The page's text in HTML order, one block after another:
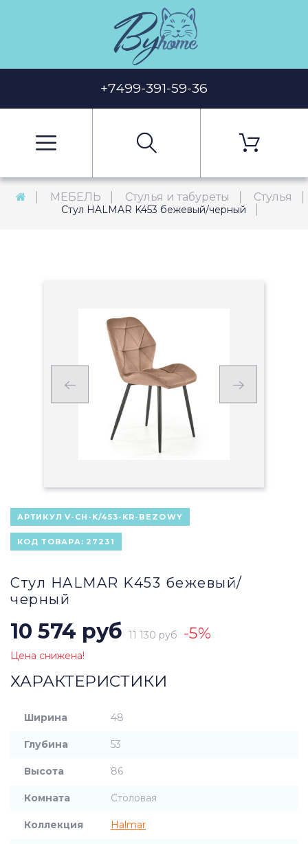
+7499-391-59-36
МЕБЕЛЬ Стулья и табуреты Стулья
Стул HALMAR K453 бежевый/черный
АРТИКУЛ V-CH-K/453-KR-BEZOWY
КОД ТОВАРА: 27231
Стул HALMAR K453 бежевый/
черный
10 574 руб 11 130 руб -5%
Цена снижена!
ХАРАКТЕРИСТИКИ
Ширина 48
Глубина 53
Высота 86
Комната Столовая
Коллекция Halmar